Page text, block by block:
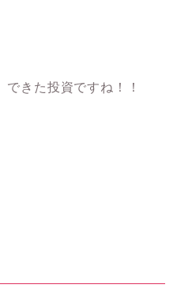
きた投資ですね！！